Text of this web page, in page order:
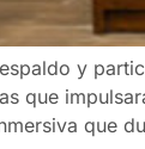
y
que
que